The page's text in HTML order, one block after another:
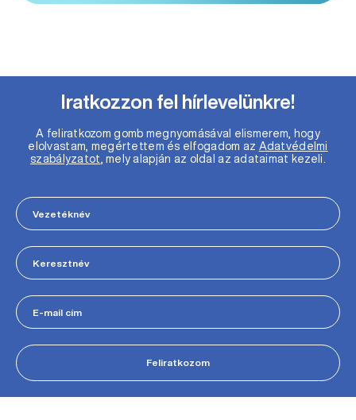
Iratkozzon fel hírlevelünkre!
A feliratkozom gomb megnyomásával elismerem, hogy
elolvastam, megértettem és elfogadom az Adatvédelmi
szabályzatot , mely alapján az oldal az adataimat kezeli.
Feliratkozom